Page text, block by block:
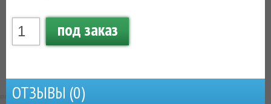
под заказ
ОТЗЫВЫ (0)